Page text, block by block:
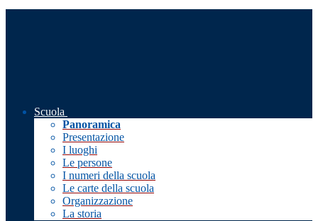
Scuola
Panoramica
Presentazione
I luoghi
Le persone
I numeri della scuola
Le carte della scuola
Organizzazione
La storia